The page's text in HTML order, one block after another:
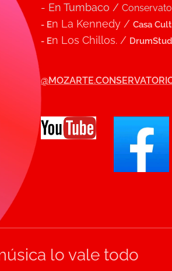
- En Tumbaco /
- En La Kennedy /Casa
- En Los Chillos. /
lo vale todo